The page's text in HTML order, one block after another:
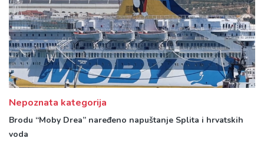
Nepoznata kategorija
Brodu “Moby Drea” naređeno napuštanje Splita i hrvatskih
voda